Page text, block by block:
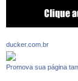
ducker.com.br
Promova sua página